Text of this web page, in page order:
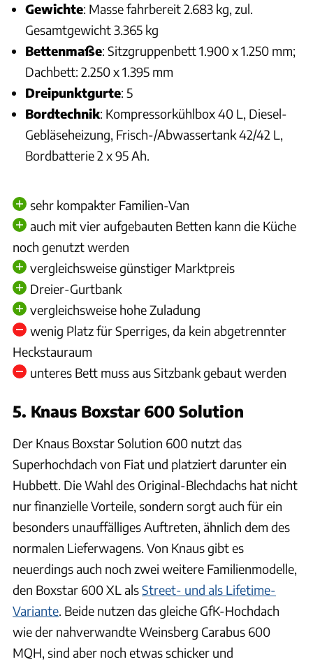
Gewichte: Masse fahrbereit 2.683 kg, zul.
Gesamtgewicht 3.365 kg
Bettenmaße: Sitzgruppenbett 1.900 x 1.250 mm;
Dachbett: 2.250 x 1.395 mm
Dreipunktgurte: 5
Bordtechnik: Kompressorkühlbox 40 L, Diesel-
Gebläseheizung, Frisch-/Abwassertank 42/42 L,
Bordbatterie 2 x 95 Ah.
sehr kompakter Familien-Van
auch mit vier aufgebauten Betten kann die Küche
noch genutzt werden
vergleichsweise günstiger Marktpreis
Dreier-Gurtbank
vergleichsweise hohe Zuladung
wenig Platz für Sperriges, da kein abgetrennter
Heckstauraum
unteres Bett muss aus Sitzbank gebaut werden
5. Knaus Boxstar 600 Solution
Der Knaus Boxstar Solution 600 nutzt das
Superhochdach von Fiat und platziert darunter ein
Hubbett. Die Wahl des Original-Blechdachs hat nicht
nur finanzielle Vorteile, sondern sorgt auch für ein
besonders unauffälliges Auftreten, ähnlich dem des
normalen Lieferwagens. Von Knaus gibt es
neuerdings auch noch zwei weitere Familienmodelle,
den Boxstar 600 XL alsStreet- und als Lifetime-
Variante. Beide nutzen das gleiche GfK-Hochdach
wie der nahverwandte Weinsberg Carabus 600
MQH, sind aber noch etwas schicker und